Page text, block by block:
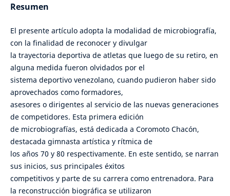
Resumen
El presente artículo adopta la modalidad de microbiografía,
con la finalidad de reconocer y divulgar
la trayectoria deportiva de atletas que luego de su retiro, en
alguna medida fueron olvidados por el
sistema deportivo venezolano, cuando pudieron haber sido
aprovechados como formadores,
asesores o dirigentes al servicio de las nuevas generaciones
de competidores. Esta primera edición
de microbiografías, está dedicada a Coromoto Chacón,
destacada gimnasta artística y rítmica de
los años 70 y 80 respectivamente. En este sentido, se narran
sus inicios, sus principales éxitos
competitivos y parte de su carrera como entrenadora. Para
la reconstrucción biográfica se utilizaron